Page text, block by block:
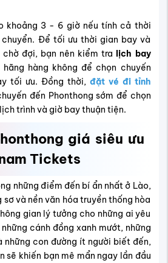
khoảng 3 - 6 giờ nếu tính cả thời
Để tối ưu thời gian bay và
đợi, bạn nên kiểm tra
lịch bay
hàng không để chọn chuyến
tối ưu. Đồng thời, đặt vé đi tỉnh
đến Phonthong sớm để chọn
trình và giờ bay thuận tiện.
giá siêu ưu
Tickets
những điểm đến bí ẩn nhất ở Lào,
sơ và nền văn hóa truyền thống hòa
gian lý tưởng cho những ai yêu
cánh đồng xanh mướt, những
những con đường ít người biết đến,
sẽ khiến bạn mê mẩn ngay lần đầu